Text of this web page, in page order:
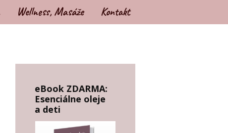
Wellness, Masáže Kontakt
eBook ZDARMA:
Esenciálne oleje
a deti